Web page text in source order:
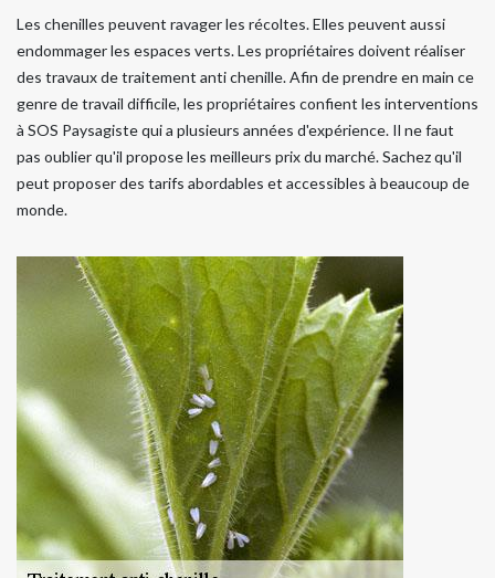
Les chenilles peuvent ravager les récoltes. Elles peuvent aussi
endommager les espaces verts. Les propriétaires doivent réaliser
des travaux de traitement anti chenille. Afin de prendre en main ce
genre de travail difficile, les propriétaires confient les interventions
à SOS Paysagiste qui a plusieurs années d'expérience. Il ne faut
pas oublier qu'il propose les meilleurs prix du marché. Sachez qu'il
peut proposer des tarifs abordables et accessibles à beaucoup de
monde.